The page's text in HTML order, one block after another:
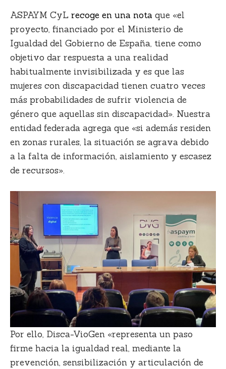
ASPAYM CyL recoge en una nota que «el
proyecto, financiado por el Ministerio de
Igualdad del Gobierno de España, tiene como
objetivo dar respuesta a una realidad
habitualmente invisibilizada y es que las
mujeres con discapacidad tienen cuatro veces
más probabilidades de sufrir violencia de
género que aquellas sin discapacidad». Nuestra
entidad federada agrega que «si además residen
en zonas rurales, la situación se agrava debido
a la falta de información, aislamiento y escasez
de recursos».
Por ello, Disca-VioGen «representa un paso
firme hacia la igualdad real, mediante la
prevención, sensibilización y articulación de